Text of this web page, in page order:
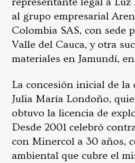
al grupo empresarial
Colombia SAS, con sede
Valle del Cauca, y otra
materiales en Jamundí,
La concesión inicial de la
Julia María Londoño,
obtuvo la licencia de
Desde 2001 celebró
con Minercol a 30 años,
ambiental que cubre el